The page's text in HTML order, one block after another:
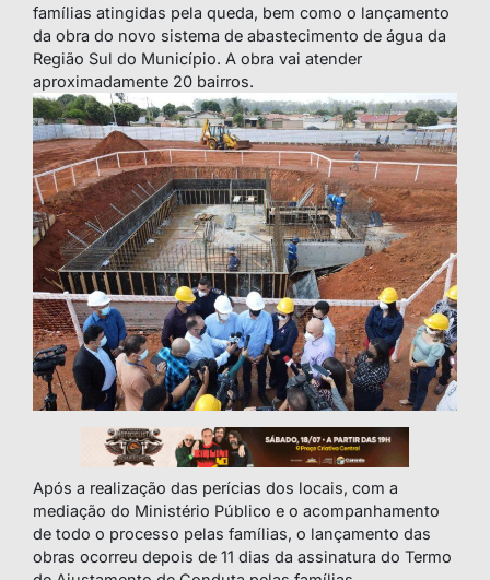
famílias atingidas pela queda, bem como o lançamento
da obra do novo sistema de abastecimento de água da
Região Sul do Município. A obra vai atender
aproximadamente 20 bairros.
Após a realização das perícias dos locais, com a
mediação do Ministério Público e o acompanhamento
de todo o processo pelas famílias, o lançamento das
obras ocorreu depois de 11 dias da assinatura do Termo